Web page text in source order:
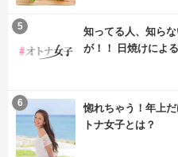
知ってる人、知ら
が！！ 日焼けによ
5
惚れちゃう！年上
トナ女子とは？
6